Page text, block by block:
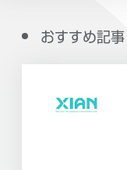
おすすめ記事